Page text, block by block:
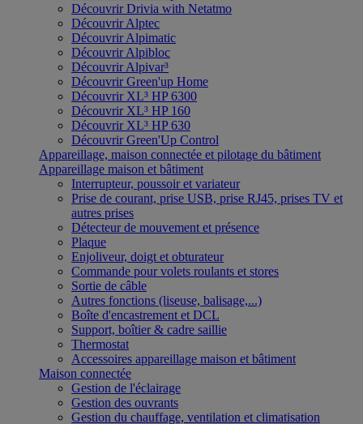
Découvrir Drivia with Netatmo
Découvrir Alptec
Découvrir Alpimatic
Découvrir Alpibloc
Découvrir Alpivar³
Découvrir Green'up Home
Découvrir XL³ HP 6300
Découvrir XL³ HP 160
Découvrir XL³ HP 630
Découvrir Green'Up Control
Appareillage, maison connectée et pilotage du bâtiment
Appareillage maison et bâtiment
Interrupteur, poussoir et variateur
Prise de courant, prise USB, prise RJ45, prises TV et
autres prises
Détecteur de mouvement et présence
Plaque
Enjoliveur, doigt et obturateur
Commande pour volets roulants et stores
Sortie de câble
Autres fonctions (liseuse, balisage,...)
Boîte d'encastrement et DCL
Support, boîtier & cadre saillie
Thermostat
Accessoires appareillage maison et bâtiment
Maison connectée
Gestion de l'éclairage
Gestion des ouvrants
Gestion du chauffage, ventilation et climatisation